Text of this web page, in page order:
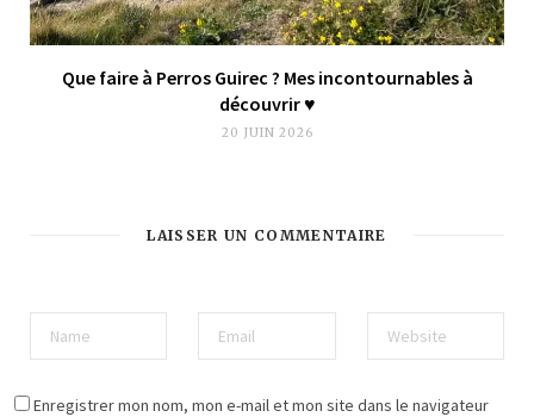
Que faire à Perros Guirec ? Mes incontournables à
découvrir ♥︎
20 JUIN 2026
LAISSER UN COMMENTAIRE
Enregistrer mon nom, mon e-mail et mon site dans le navigateur